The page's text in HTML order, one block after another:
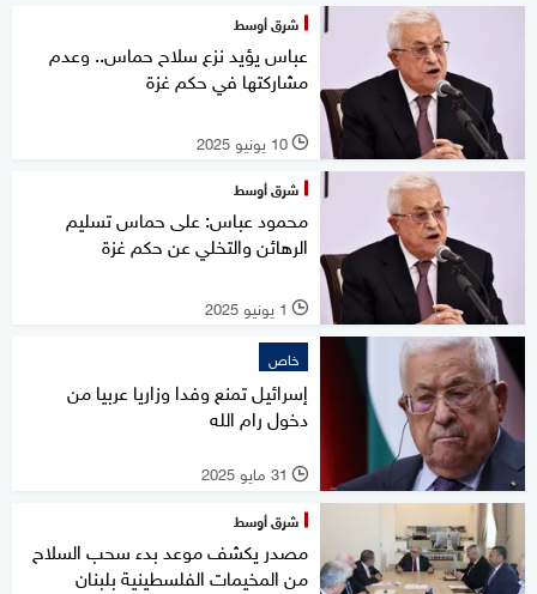
شرق أوسط
عباس يؤيد نزع سلاح حماس.. وعدم
مشاركتها في حكم غزة
l 10 يونيو 2025
شرق أوسط
محمود عباس: على حماس تسليم
الرهائن والتخلي عن حكم غزة
l 1 يونيو 2025
خاص
إسرائيل تمنع وفدا وزاريا عربيا من
دخول رام الله
l 31 مايو 2025
شرق أوسط
مصدر يكشف موعد بدء سحب السلاح
من المخيمات الفلسطينية بلبنان